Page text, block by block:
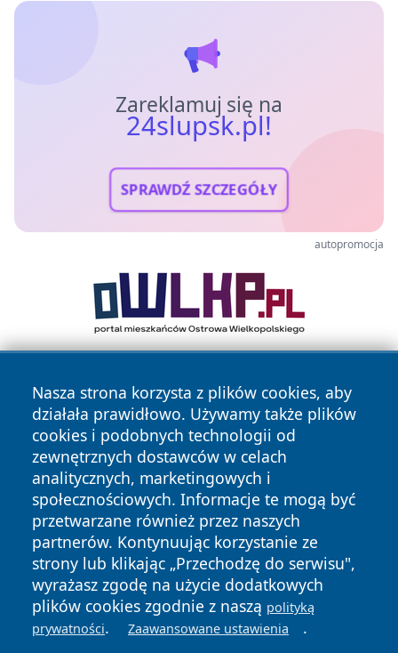
Zareklamuj się na
24slupsk.pl!
SPRAWDŹ SZCZEGÓŁY
autopromocja
Nasza strona korzysta z plików cookies, aby
działała prawidłowo. Używamy także plików
cookies i podobnych technologii od
zewnętrznych dostawców w celach
analitycznych, marketingowych i
społecznościowych. Informacje te mogą być
przetwarzane również przez naszych
partnerów. Kontynuując korzystanie ze
strony lub klikając „Przechodzę do serwisu",
wyrażasz zgodę na użycie dodatkowych
plików cookies zgodnie z naszą polityką
prywatności. Zaawansowane ustawienia .
Copyright © 2026 24slupsk.pl Wszystkie prawa zastrzeżone.
News Autorzy
Polityka
Prywatności
Polityka
Cookies